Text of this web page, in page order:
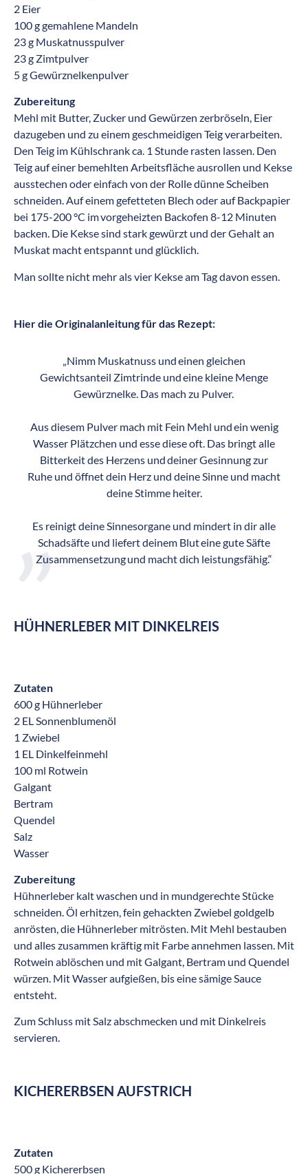
2 Eier
100 g gemahlene Mandeln
23 g Muskatnusspulver
23 g Zimtpulver
5 g Gewürznelkenpulver
Zubereitung
Mehl mit Butter, Zucker und Gewürzen zerbröseln, Eier
dazugeben und zu einem geschmeidigen Teig verarbeiten.
Den Teig im Kühlschrank ca. 1 Stunde rasten lassen. Den
Teig auf einer bemehlten Arbeitsfläche ausrollen und Kekse
ausstechen oder einfach von der Rolle dünne Scheiben
schneiden. Auf einem gefetteten Blech oder auf Backpapier
bei 175-200 °C im vorgeheizten Backofen 8-12 Minuten
backen. Die Kekse sind stark gewürzt und der Gehalt an
Muskat macht entspannt und glücklich.
Man sollte nicht mehr als vier Kekse am Tag davon essen.
Hier die Originalanleitung für das Rezept:
„Nimm Muskatnuss und einen gleichen
Gewichtsanteil Zimtrinde und eine kleine Menge
Gewürznelke. Das mach zu Pulver.
Aus diesem Pulver mach mit Fein Mehl und ein wenig
Wasser Plätzchen und esse diese oft. Das bringt alle
Bitterkeit des Herzens und deiner Gesinnung zur
Ruhe und öffnet dein Herz und deine Sinne und macht
deine Stimme heiter.
Es reinigt deine Sinnesorgane und mindert in dir alle
Schadsäfte und liefert deinem Blut eine gute Säfte
Zusammensetzung und macht dich leistungsfähig.“
HÜHNERLEBER MIT DINKELREIS
Zutaten
600 g Hühnerleber
2 EL Sonnenblumenöl
1 Zwiebel
1 EL Dinkelfeinmehl
100 ml Rotwein
Galgant
Bertram
Quendel
Salz
Wasser
Zubereitung
Hühnerleber kalt waschen und in mundgerechte Stücke
schneiden. Öl erhitzen, fein gehackten Zwiebel goldgelb
anrösten, die Hühnerleber mitrösten. Mit Mehl bestauben
und alles zusammen kräftig mit Farbe annehmen lassen. Mit
Rotwein ablöschen und mit Galgant, Bertram und Quendel
würzen. Mit Wasser aufgießen, bis eine sämige Sauce
entsteht.
Zum Schluss mit Salz abschmecken und mit Dinkelreis
servieren.
KICHERERBSEN AUFSTRICH
Zutaten
500 g Kichererbsen